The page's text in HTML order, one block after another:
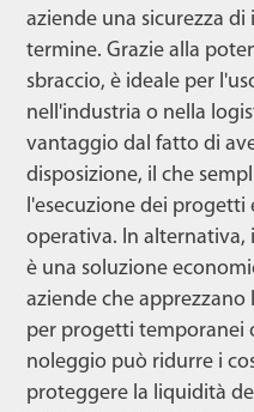
aziende una sicurezza
termine. Grazie alla
sbraccio, è ideale per
nell'industria o nella
vantaggio dal fatto di
disposizione, il che
l'esecuzione dei progetti
operativa. In alternativa,
è una soluzione
aziende che
per progetti temporanei
noleggio può ridurre i
proteggere la liquidità